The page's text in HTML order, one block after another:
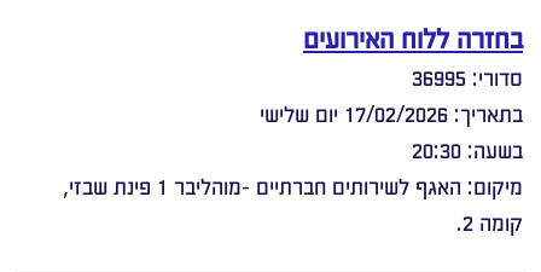
בחזרה ללוח האירועים
סדורי: 36995
בתאריך: 17/02/2026 יום שלישי
בשעה: 20:30
מיקום: האגף לשירותים חברתיים -מוהליבר 1 פינת שבזי,
קומה 2.